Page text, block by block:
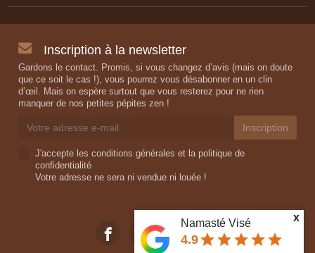
Inscription à la newsletter
Gardons le contact. Promis, si vous changez d’avis (mais on doute
que ce soit le cas !), vous pourrez vous désabonner en un clin
d’œil. Mais on espère surtout que vous resterez pour ne rien
manquer de nos petites pépites zen !
J'accepte les conditions générales et la politique de
confidentialité
Votre adresse ne sera ni vendue ni louée !
Namasté Visé
4.9starstarstarstarstar
x